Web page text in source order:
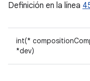
Definición en la línea
int(*
*dev)